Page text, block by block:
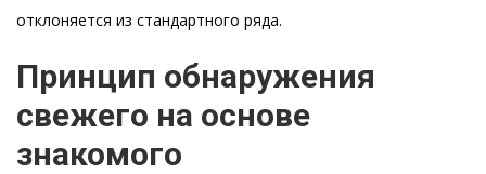
отклоняется из стандартного ряда.
Принцип обнаружения
свежего на основе
знакомого